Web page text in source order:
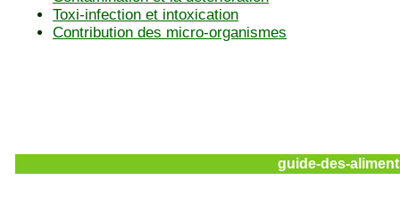
Toxi-infection et intoxication
Contribution des micro-organismes
guide-des-